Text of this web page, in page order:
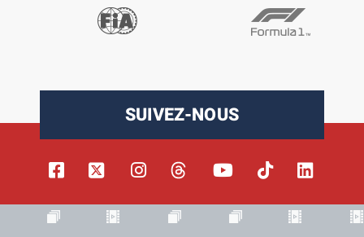
SUIVEZ-NOUS